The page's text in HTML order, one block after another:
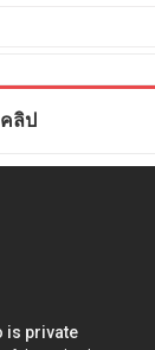
คลิป